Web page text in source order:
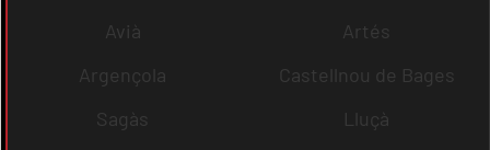
Avià
Artés
Argençola
Castellnou de Bages
Sagàs
Lluçà